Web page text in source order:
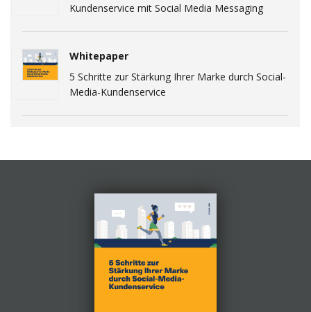
Kundenservice mit Social Media Messaging
Whitepaper
5 Schritte zur Stärkung Ihrer Marke durch Social-
Media-Kundenservice